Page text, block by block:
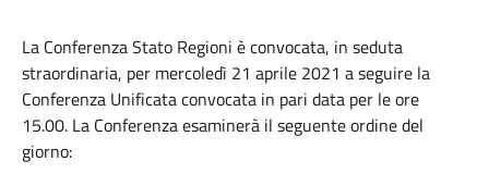
La Conferenza Stato Regioni è convocata, in seduta
straordinaria, per mercoledì 21 aprile 2021 a seguire la
Conferenza Unificata convocata in pari data per le ore
15.00. La Conferenza esaminerà il seguente ordine del
giorno: